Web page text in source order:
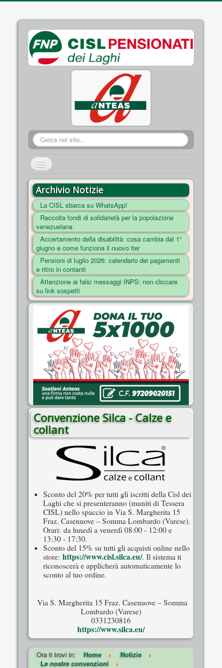
Cerca...
Cambia
HOME
CHI SIAMO
DOVE SIAMO
COSA FACCIAMO
ENTI
NOTIZIE
ESSENZIALI
MAPPA DEL SITO
CONVENZIONI
FOTO
SOCIAL
Archivio Notizie
La CISL sbarca su WhatsApp!
Raccolta fondi di solidarietà per la popolazione
venezuelana
Accertamento della disabilità: cosa cambia dal 1°
giugno e come funziona il nuovo iter
Pensioni di luglio 2026: calendario dei pagamenti
e ritiro in contanti
Attenzione ai falsi messaggi INPS: non cliccare
su link sospetti
Convenzione Silca - Calze e
collant
Sconto del 20% per tutti gli iscritti della Cisl dei
Laghi che si presenteranno (muniti di Tessera
CISL) nello spaccio in Via S. Margherita 15
Fraz. Casenuove – Somma Lombardo (Varese).
Orari: da lunedì a venerdì 08:00 - 12:00 e
13:30 - 17:30.
Sconto del 15% su tutti gli acquisti online nello
store: https://www.cisl.silca.eu/. Il sistema ti
riconoscerà e applicherà automaticamente lo
sconto al tuo ordine.
Via S. Margherita 15 Fraz. Casenuove – Somma
Lombardo (Varese)
0331230816
https://www.silca.eu/
Ora ti trovi in: Home
Notizie
Le nostre convenzioni